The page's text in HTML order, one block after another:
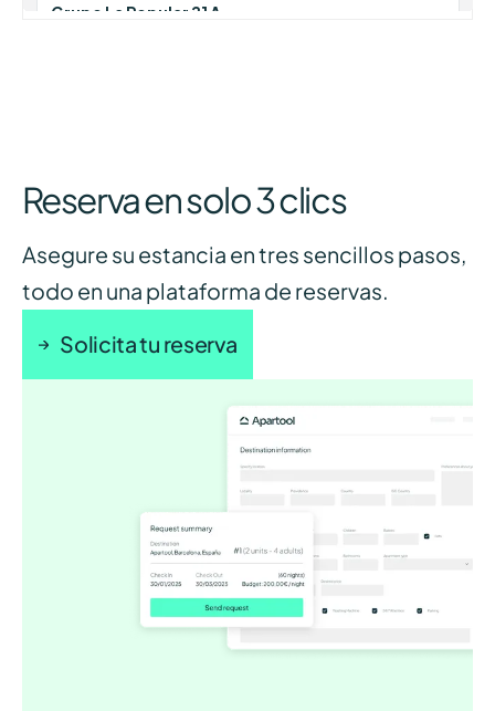
Reserva en solo 3 clics
Asegure su estancia en tres sencillos pasos,
todo en una plataforma de reservas.
Solicita tu reserva